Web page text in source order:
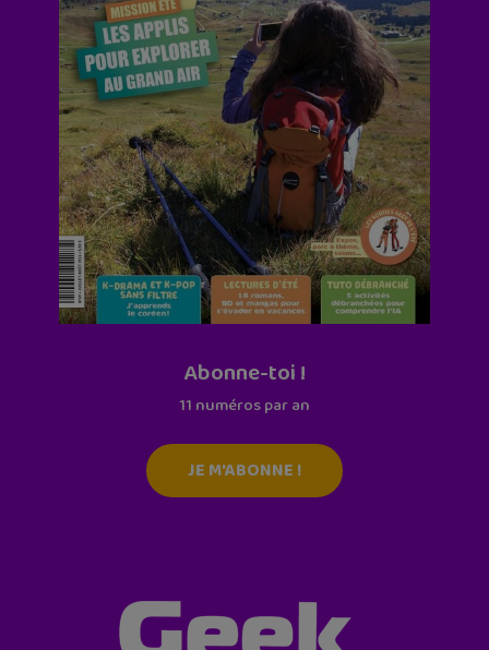
Abonne-toi !
11 numéros par an
JE M'ABONNE !